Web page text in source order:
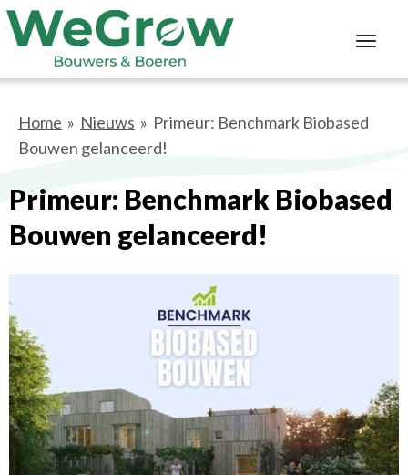
Home » Nieuws » Primeur: Benchmark Biobased
Bouwen gelanceerd!
Primeur: Benchmark Biobased
Bouwen gelanceerd!